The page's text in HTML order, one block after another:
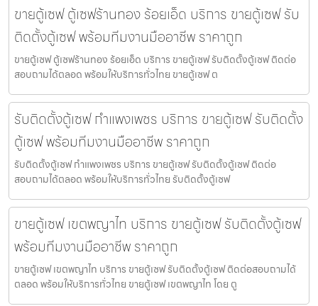
ขายตู้เซฟ ตู้เซฟร้านทอง ร้อยเอ็ด บริการ ขายตู้เซฟ รับ
ติดตั้งตู้เซฟ พร้อมทีมงานมืออาชีพ ราคาถูก
ขายตู้เซฟ ตู้เซฟร้านทอง ร้อยเอ็ด บริการ ขายตู้เซฟ รับติดตั้งตู้เซฟ ติดต่อ
สอบถามได้ตลอด พร้อมให้บริการทั่วไทย ขายตู้เซฟ ต
รับติดตั้งตู้เซฟ กำแพงเพชร บริการ ขายตู้เซฟ รับติดตั้ง
ตู้เซฟ พร้อมทีมงานมืออาชีพ ราคาถูก
รับติดตั้งตู้เซฟ กำแพงเพชร บริการ ขายตู้เซฟ รับติดตั้งตู้เซฟ ติดต่อ
สอบถามได้ตลอด พร้อมให้บริการทั่วไทย รับติดตั้งตู้เซฟ
ขายตู้เซฟ เขตพญาไท บริการ ขายตู้เซฟ รับติดตั้งตู้เซฟ
พร้อมทีมงานมืออาชีพ ราคาถูก
ขายตู้เซฟ เขตพญาไท บริการ ขายตู้เซฟ รับติดตั้งตู้เซฟ ติดต่อสอบถามได้
ตลอด พร้อมให้บริการทั่วไทย ขายตู้เซฟ เขตพญาไท โดย ตู